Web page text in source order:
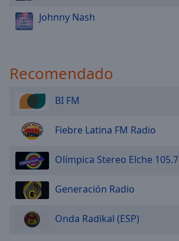
Johnny Nash
Recomendado
BI FM
Fiebre Latina FM Radio
Olímpica Stereo Elche 105.7
Generación Radio
Onda Radikal (ESP)